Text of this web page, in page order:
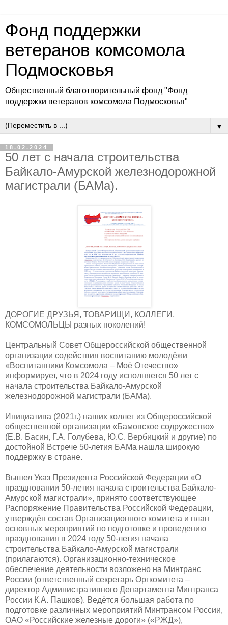
Фонд поддержки
ветеранов комсомола
Подмосковья
Общественный благотворительный фонд "Фонд
поддержки ветеранов комсомола Подмосковья"
▼
18.02.2024
50 лет с начала строительства
Байкало-Амурской железнодорожной
магистрали (БАМа).
ДОРОГИЕ ДРУЗЬЯ, ТОВАРИЩИ, КОЛЛЕГИ,
КОМСОМОЛЬЦЫ разных поколений!
Центральный Совет Общероссийской общественной
организации содействия воспитанию молодёжи
«Воспитанники Комсомола – Моё Отечество»
информирует, что в 2024 году исполняется 50 лет с
начала строительства Байкало-Амурской
железнодорожной магистрали (БАМа).
Инициатива (2021г.) наших коллег из Общероссийской
общественной организации «Бамовское содружество»
(Е.В. Басин, Г.А. Голубева, Ю.С. Вербицкий и другие) по
достойной Встрече 50-летия БАМа нашла широкую
поддержку в стране.
Вышел Указ Президента Российской Федерации «О
праздновании 50-летия начала строительства Байкало-
Амурской магистрали», принято соответствующее
Распоряжение Правительства Российской Федерации,
утверждён состав Организационного комитета и план
основных мероприятий по подготовке и проведению
празднования в 2024 году 50-летия начала
строительства Байкало-Амурской магистрали
(прилагаются). Организационно-техническое
обеспечение деятельности возложено на Минтранс
России (ответственный секретарь Оргкомитета –
директор Административного Департамента Минтранса
России К.А. Пашков). Ведётся большая работа по
подготовке различных мероприятий Минтрансом России,
ОАО «Российские железные дороги» («РЖД»),